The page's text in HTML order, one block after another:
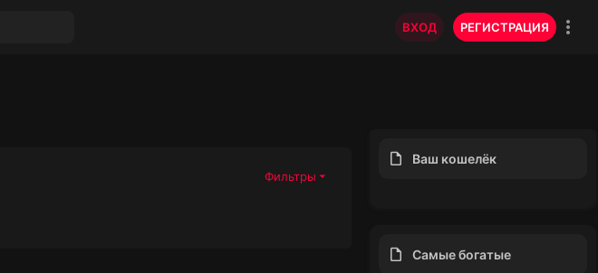
ВХОД РЕГИСТРАЦИЯ
Фильтры
Ваш кошелёк
Самые богатые